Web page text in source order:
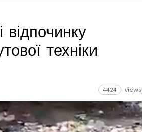
відпочинку
техніки
4424 views